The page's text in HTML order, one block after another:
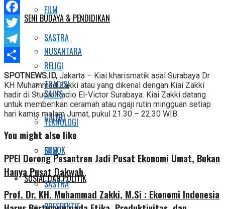
FILM
SASTRA
RELIGI
SAINS
TEKNOLOGI
SOSOK
SOSIAL DAN POLITIK
PRESPEKTIF
SENI BUDAYA & PENDIDIKAN
NUSANTARA
TRADISI
GALERI
FILM
SASTRA
WhatsApp
Facebook
Twitter
Telegram
Share
SPOTNEWS.ID, Jakarta – Kiai kharismatik asal Surabaya Dr
KH Muhammad Zakki atau yang dikenal dengan Kiai Zakki
hadir di Studio Radio El-Victor Surabaya. Kiai Zakki datang
untuk memberikan ceramah atau ngaji rutin mingguan setiap
hari kamis malam Jumat, pukul 21.30 – 22.30 WIB.
You might also like
PPEI Dorong Pesantren Jadi Pusat Ekonomi Umat, Bukan
Hanya Pusat Dakwah
Prof. Dr. KH. Muhammad Zakki, M.Si : Ekonomi Indonesia